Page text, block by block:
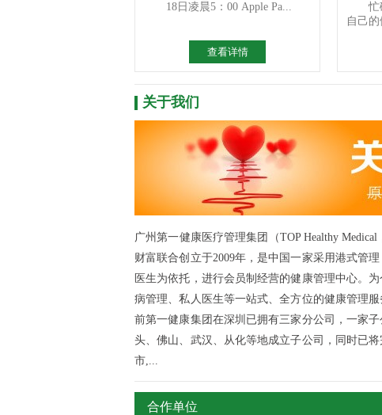
18日凌晨5：00 Apple Pa...
查看详情
忙碌
自己
关于我们
广州第一健康医疗管理集团（TOP Healthy
财富联合创立于2009年，是中国一家采用港式管
医生为依托，进行会员制经营的健康管理中心。
病管理、私人医生等一站式、全方位的健康管理
前第一健康集团在深圳已拥有三家分公司，一家
头、佛山、武汉、从化等地成立子公司，同时已
市,...
合作单位